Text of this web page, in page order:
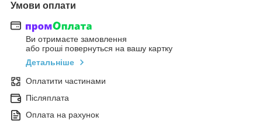
Умови оплати
Ви отримаєте замовлення
або гроші повернуться на вашу картку
Детальніше
Оплатити частинами
Післяплата
Оплата на рахунок